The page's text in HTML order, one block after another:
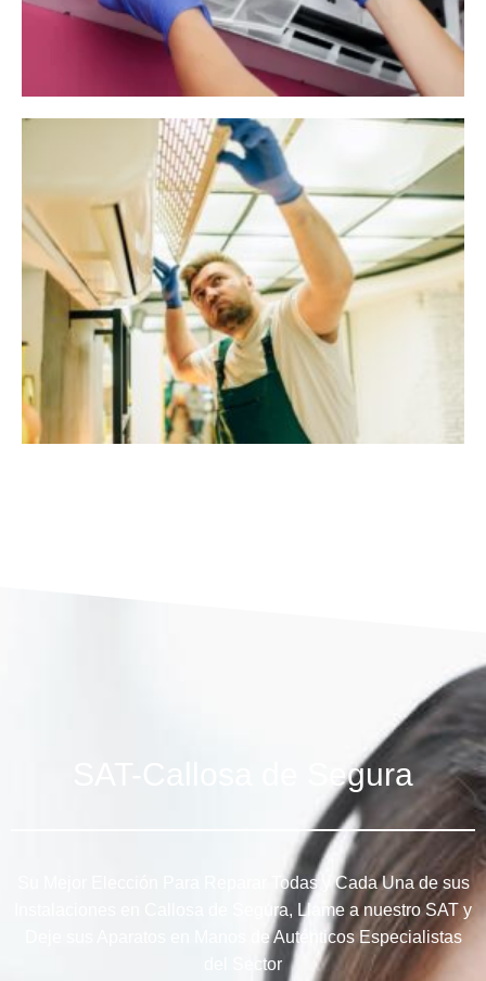
SAT-Callosa de Segura
Su Mejor Elección Para Reparar Todas y Cada Una de sus
Instalaciones en Callosa de Segura, Llame a nuestro SAT y
Deje sus Aparatos en Manos de Auténticos Especialistas
del Sector